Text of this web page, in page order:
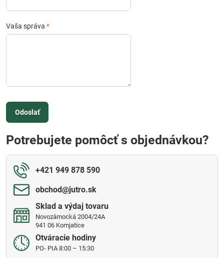
Vaša správa *
Odoslať
Potrebujete pomôcť s objednávkou?
+421 949 878 590
obchod​@jutro​.sk
Sklad a výdaj tovaru
Novozámocká 2004/24A
941 06 Komjatice
Otváracie hodiny
PO- PIA 8:00 – 15:30